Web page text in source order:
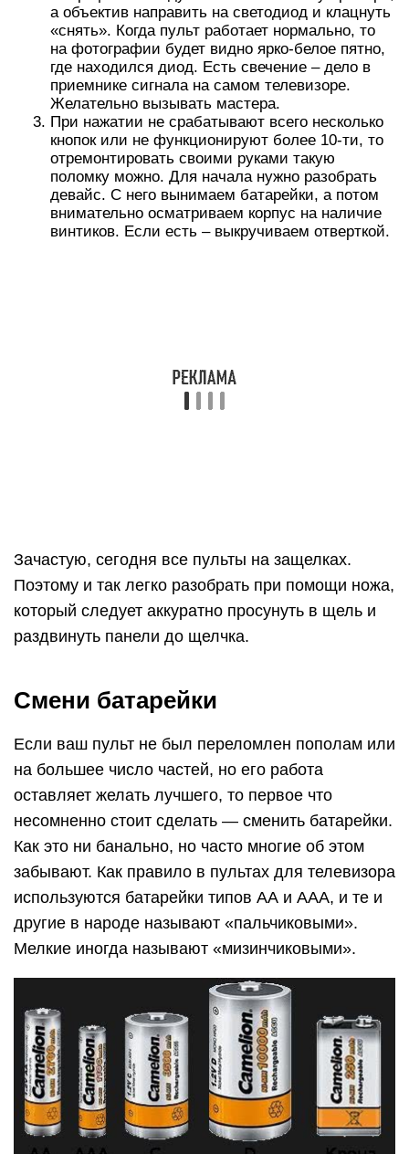
а объектив направить на светодиод и клацнуть
«снять». Когда пульт работает нормально, то
на фотографии будет видно ярко-белое пятно,
где находился диод. Есть свечение – дело в
приемнике сигнала на самом телевизоре.
Желательно вызывать мастера.
При нажатии не срабатывают всего несколько
кнопок или не функционируют более 10-ти, то
отремонтировать своими руками такую
поломку можно. Для начала нужно разобрать
девайс. С него вынимаем батарейки, а потом
внимательно осматриваем корпус на наличие
винтиков. Если есть – выкручиваем отверткой.
Зачастую, сегодня все пульты на защелках.
Поэтому и так легко разобрать при помощи ножа,
который следует аккуратно просунуть в щель и
раздвинуть панели до щелчка.
Смени батарейки
Если ваш пульт не был переломлен пополам или
на большее число частей, но его работа
оставляет желать лучшего, то первое что
несомненно стоит сделать — сменить батарейки.
Как это ни банально, но часто многие об этом
забывают. Как правило в пультах для телевизора
используются батарейки типов АА и ААА, и те и
другие в народе называют «пальчиковыми».
Мелкие иногда называют «мизинчиковыми».